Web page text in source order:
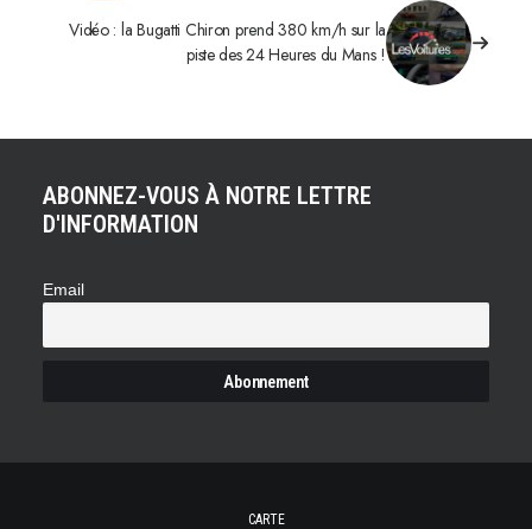
Vidéo : la Bugatti Chiron prend 380 km/h sur la
piste des 24 Heures du Mans !
ABONNEZ-VOUS À NOTRE LETTRE
D'INFORMATION
Email
CARTE